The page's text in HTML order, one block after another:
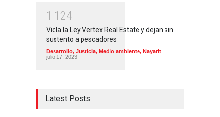
1 1 24
Viola la Ley Vertex Real Estate y dejan sin
sustento a pescadores
Desarrollo, Justicia, Medio ambiente, Nayarit
julio 17, 2023
Latest Posts